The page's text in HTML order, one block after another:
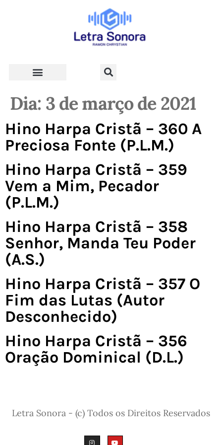
Dia: 3 de março de 2021
Hino Harpa Cristã – 360 A
Preciosa Fonte (P.L.M.)
Hino Harpa Cristã – 359
Vem a Mim, Pecador
(P.L.M.)
Hino Harpa Cristã – 358
Senhor, Manda Teu Poder
(A.S.)
Hino Harpa Cristã – 357 O
Fim das Lutas (Autor
Desconhecido)
Hino Harpa Cristã – 356
Oração Dominical (D.L.)
Letra Sonora - (c) Todos os Direitos Reservados